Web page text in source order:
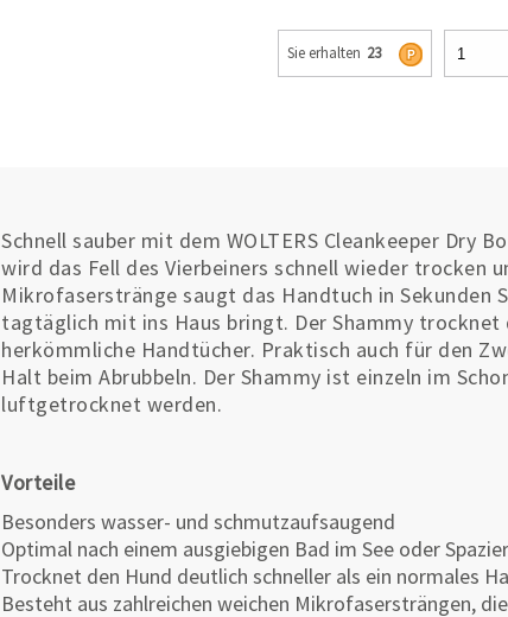
Sie erhalten 23
Schnell sauber mit dem WOLTERS Cleankeeper Dry
wird das Fell des Vierbeiners schnell wieder trocken
Mikrofaserstränge saugt das Handtuch in Sekunden
tagtäglich mit ins Haus bringt. Der Shammy trocknet
herkömmliche Handtücher. Praktisch auch für den
Halt beim Abrubbeln. Der Shammy ist einzeln im
luftgetrocknet werden.
Vorteile
Besonders wasser- und schmutzaufsaugend
Optimal nach einem ausgiebigen Bad im See oder
Trocknet den Hund deutlich schneller als ein normales
Besteht aus zahlreichen weichen Mikrofasersträngen,